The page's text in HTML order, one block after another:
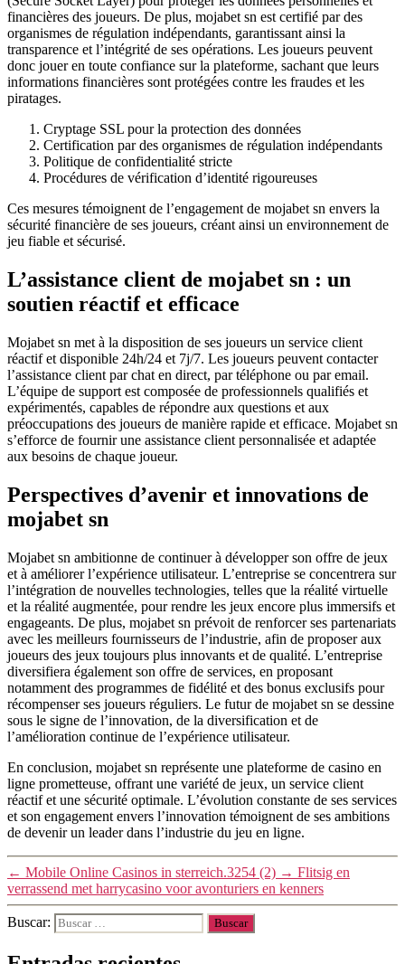
financières des joueurs. De plus, mojabet sn est certifié par des
organismes de régulation indépendants, garantissant ainsi la
transparence et l’intégrité de ses opérations. Les joueurs peuvent
donc jouer en toute confiance sur la plateforme, sachant que leurs
informations financières sont protégées contre les fraudes et les
piratages.
Cryptage SSL pour la protection des données
Certification par des organismes de régulation indépendants
Politique de confidentialité stricte
Procédures de vérification d’identité rigoureuses
Ces mesures témoignent de l’engagement de mojabet sn envers la
sécurité financière de ses joueurs, créant ainsi un environnement de
jeu fiable et sécurisé.
L’assistance client de mojabet sn : un
soutien réactif et efficace
Mojabet sn met à la disposition de ses joueurs un service client
réactif et disponible 24h/24 et 7j/7. Les joueurs peuvent contacter
l’assistance client par chat en direct, par téléphone ou par email.
L’équipe de support est composée de professionnels qualifiés et
expérimentés, capables de répondre aux questions et aux
préoccupations des joueurs de manière rapide et efficace. Mojabet sn
s’efforce de fournir une assistance client personnalisée et adaptée
aux besoins de chaque joueur.
Perspectives d’avenir et innovations de
mojabet sn
Mojabet sn ambitionne de continuer à développer son offre de jeux
et à améliorer l’expérience utilisateur. L’entreprise se concentrera sur
l’intégration de nouvelles technologies, telles que la réalité virtuelle
et la réalité augmentée, pour rendre les jeux encore plus immersifs et
engageants. De plus, mojabet sn prévoit de renforcer ses partenariats
avec les meilleurs fournisseurs de l’industrie, afin de proposer aux
joueurs des jeux toujours plus innovants et de qualité. L’entreprise
diversifiera également son offre de services, en proposant
notamment des programmes de fidélité et des bonus exclusifs pour
récompenser ses joueurs réguliers. Le futur de mojabet sn se dessine
sous le signe de l’innovation, de la diversification et de
l’amélioration continue de l’expérience utilisateur.
En conclusion, mojabet sn représente une plateforme de casino en
ligne prometteuse, offrant une variété de jeux, un service client
réactif et une sécurité optimale. L’évolution constante de ses services
et son engagement envers l’innovation témoignent de ses ambitions
de devenir un leader dans l’industrie du jeu en ligne.
← Mobile Online Casinos in sterreich.3254 (2) → Flitsig en
verrassend met harrycasino voor avonturiers en kenners
Buscar: